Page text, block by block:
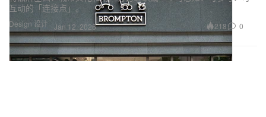
Design 设计
互动的「连接点」。
Jan 12, 2026 218 0